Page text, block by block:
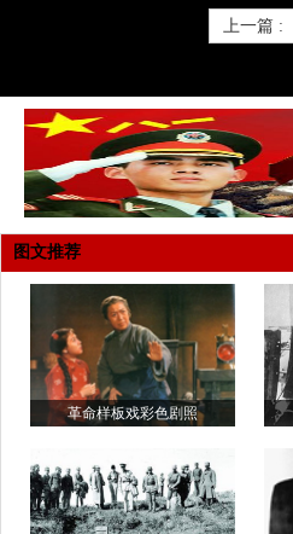
上一篇 :
图文推荐
革命样板戏彩色剧照